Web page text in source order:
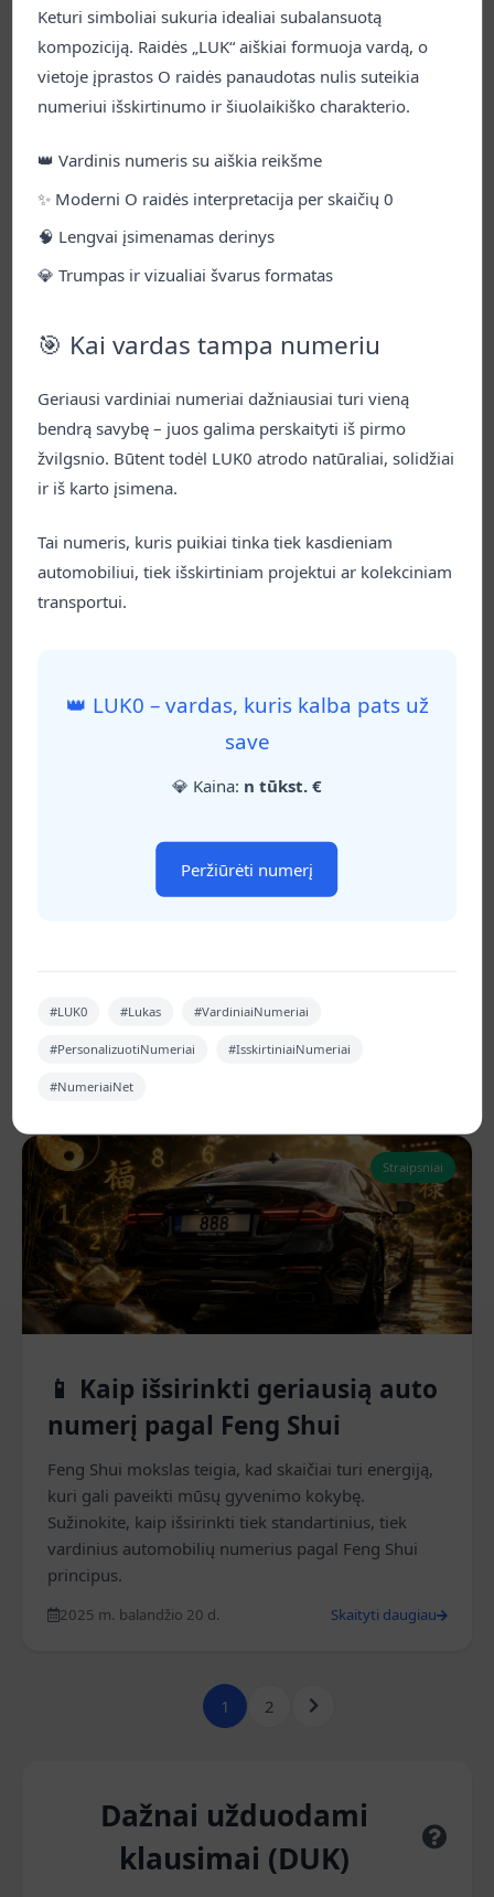
vaizduotę. Vieniems – miesto signalas, kitiems –
mitinė būtybė, gundanti balsu ir išvaizda.
2025 m. gegužės 10 d. Skaityti daugiau
✨ Išskirtinis BMW stiliaus
numeris – 00II00
Unikalus 00II00 valstybinis numeris, savo dizainu
pasirinkimas automobilių entuziastams ir BMW
stiliaus gerbėjams.
2025 m. gegužės 8 d.
Straipsniai
Straipsniai
📱 Kaip išsirinkti geriausią auto
numerį pagal Feng Shui
Feng Shui mokslas teigia, kad skaičiai turi energiją,
kuri gali paveikti mūsų gyvenimo kokybę.
Sužinokite, kaip išsirinkti tiek standartinius, tiek
vardinius automobilių numerius pagal Feng Shui
principus.
2025 m. balandžio 20 d. Skaityti daugiau
1 2
Keturi simboliai sukuria idealiai subalansuotą
kompoziciją. Raidės „LUK“ aiškiai formuoja vardą, o
vietoje įprastos O raidės panaudotas nulis suteikia
numeriui išskirtinumo ir šiuolaikiško charakterio.
👑 Vardinis numeris su aiškia reikšme
✨ Moderni O raidės interpretacija per skaičių 0
🧠 Lengvai įsimenamas derinys
💎 Trumpas ir vizualiai švarus formatas
🎯 Kai vardas tampa numeriu
Geriausi vardiniai numeriai dažniausiai turi vieną
bendrą savybę – juos galima perskaityti iš pirmo
žvilgsnio. Būtent todėl LUK0 atrodo natūraliai, solidžiai
ir iš karto įsimena.
Tai numeris, kuris puikiai tinka tiek kasdieniam
automobiliui, tiek išskirtiniam projektui ar kolekciniam
transportui.
👑 LUK0 – vardas, kuris kalba pats už
save
💎 Kaina: n tūkst. €
Peržiūrėti numerį
#LUK0 #Lukas #VardiniaiNumeriai
#PersonalizuotiNumeriai #IsskirtiniaiNumeriai
#NumeriaiNet
Dažnai užduodami
klausimai (DUK)